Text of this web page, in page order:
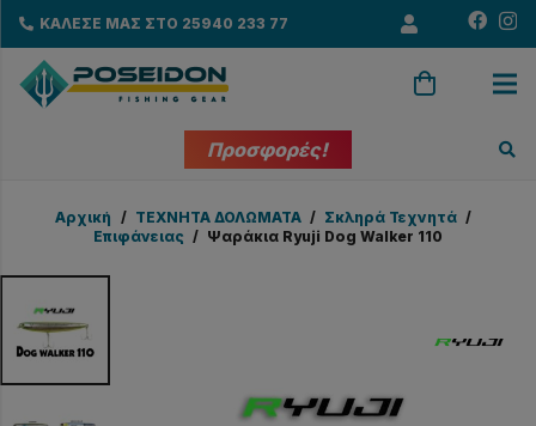
ΚΑΛΕΣΕ ΜΑΣ ΣΤΟ 25940 233 77
Προσφορές!
Αρχική / ΤΕΧΝΗΤΑ ΔΟΛΩΜΑΤΑ / Σκληρά Τεχνητά /
Επιφάνειας / Ψαράκια Ryuji Dog Walker 110